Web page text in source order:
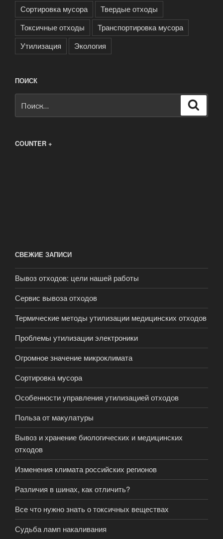
Сортировка мусора
Твердые отходы
Токсичные отходы
Транспортировка мусора
Утилизация
Экология
ПОИСК
COUNTER +
СВЕЖИЕ ЗАПИСИ
Вывоз отходов: цели нашей работы
Сервис вывоза отходов
Термические методы утилизации медицинских отходов
Проблемы утилизации электроники
Огромное значение микроклимата
Сортировка мусора
Особенности управления утилизацией отходов
Польза от макулатуры
Вывоз и хранение биологических и медицинских
отходов
Изменения климата российских регионов
Различия в шинах, как отличить?
Все что нужно знать о токсичных веществах
Судьба ламп накаливания